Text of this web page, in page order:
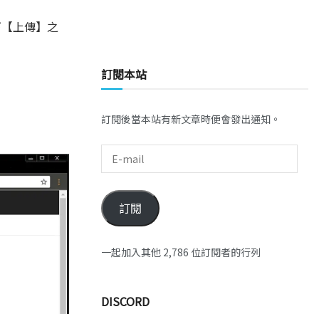
上傳】之
訂閱本站
訂閱後當本站有新文章時便會發出通知。
訂閱
一起加入其他 2,786 位訂閱者的行列
DISCORD